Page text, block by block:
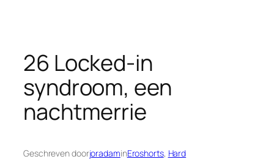
26 Locked-in
syndroom, een
nachtmerrie
Geschreven doorjoradaminEroshorts, Hard